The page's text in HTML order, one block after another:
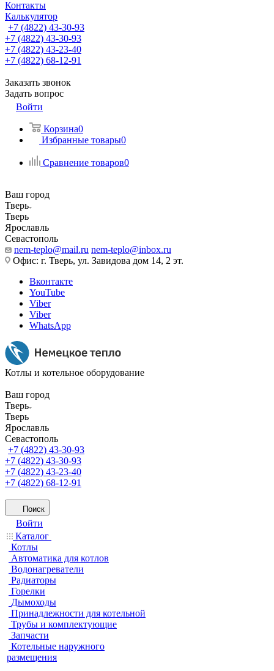
Контакты
Калькулятор
+7 (4822) 43-30-93
+7 (4822) 43-30-93
+7 (4822) 43-23-40
+7 (4822) 68-12-91
Заказать звонок
Задать вопрос
Войти
Корзина0
Избранные товары0
Сравнение товаров0
Ваш город
Тверь
Тверь
Ярославль
Севастополь
nem-teplo@mail.ru nem-teplo@inbox.ru
Офис: г. Тверь, ул. Завидова дом 14, 2 эт.
Вконтакте
YouTube
Viber
Viber
WhatsApp
Котлы и котельное оборудование
Ваш город
Тверь
Тверь
Ярославль
Севастополь
+7 (4822) 43-30-93
+7 (4822) 43-30-93
+7 (4822) 43-23-40
+7 (4822) 68-12-91
Поиск
Войти
Каталог
Котлы
Автоматика для котлов
Водонагреватели
Радиаторы
Горелки
Дымоходы
Принадлежности для котельной
Трубы и комплектующие
Запчасти
Котельные наружного
размещения